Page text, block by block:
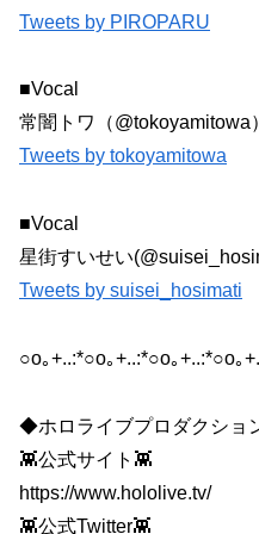
Tweets by PIROPARU
■Vocal
常闇トワ（@tokoyamitowa）
Tweets by tokoyamitowa
■Vocal
星街すいせい
Tweets by suisei_hosimati
○o｡+..:*○o｡+..:*○o｡+..:*○o｡
◆ホロライブプロダクショ
👾公式サイト👾
https://www.hololive.tv/
👾公式Twitter👾